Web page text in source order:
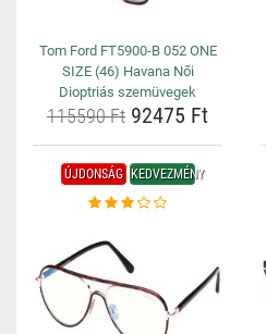
Tom Ford FT5900-B 052 ONE
SIZE (46) Havana Női
Dioptriás szemüvegek
115590 Ft 92475 Ft
ÚJDONSÁG KEDVEZMÉNY